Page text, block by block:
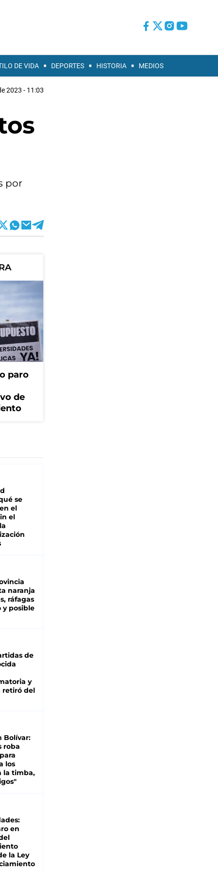
DE VIDA DEPORTES HISTORIA MEDIOS
2023 - 11:03
por
paro
de
se
el
el
naranja
ráfagas
y posible
de
y
retiró del
Bolívar:
roba
los
la timba,
en
la Ley